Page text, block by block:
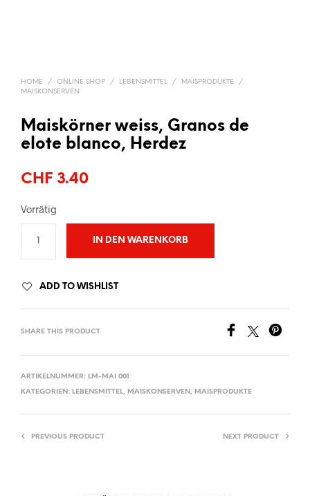
HOME / ONLINE SHOP / LEBENSMITTEL / MAISPRODUKTE
/
MAISKONSERVEN
Maiskörner weiss, Granos de
elote blanco, Herdez
CHF 3.40
Vorrätig
IN DEN WARENKORB
ADD TO WISHLIST
SHARE THIS PRODUCT
ARTIKELNUMMER: LM-MAI 001
KATEGORIEN: LEBENSMITTEL, MAISKONSERVEN , MAISPRODUKTE
PREVIOUS PRODUCT NEXT PRODUCT